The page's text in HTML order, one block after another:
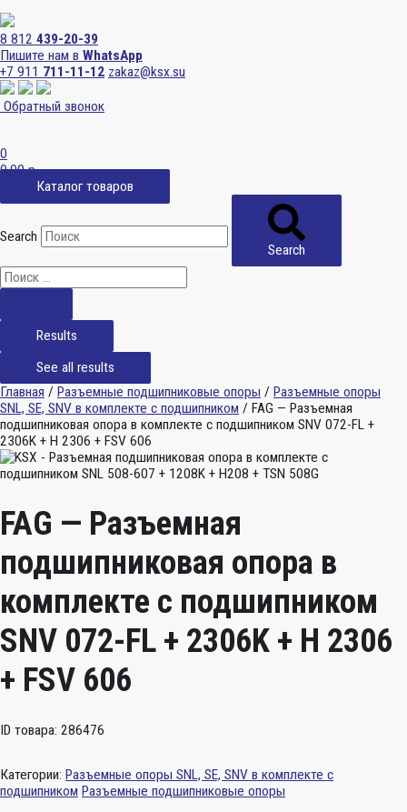
8 812 439-20-39
Пишите нам в WhatsApp
+7 911 711-11-12 zakaz@ksx.su
Обратный звонок
0
0,00р.
Каталог товаров
Search
Search
Results
See all results
Главная / Разъемные подшипниковые опоры / Разъемные опоры
SNL, SE, SNV в комплекте с подшипником / FAG — Разъемная
подшипниковая опора в комплекте с подшипником SNV 072-FL +
2306K + H 2306 + FSV 606
FAG — Разъемная
подшипниковая опора в
комплекте с подшипником
SNV 072-FL + 2306K + H 2306
+ FSV 606
ID товара: 286476
Категории: Разъемные опоры SNL, SE, SNV в комплекте с
подшипником Разъемные подшипниковые опоры